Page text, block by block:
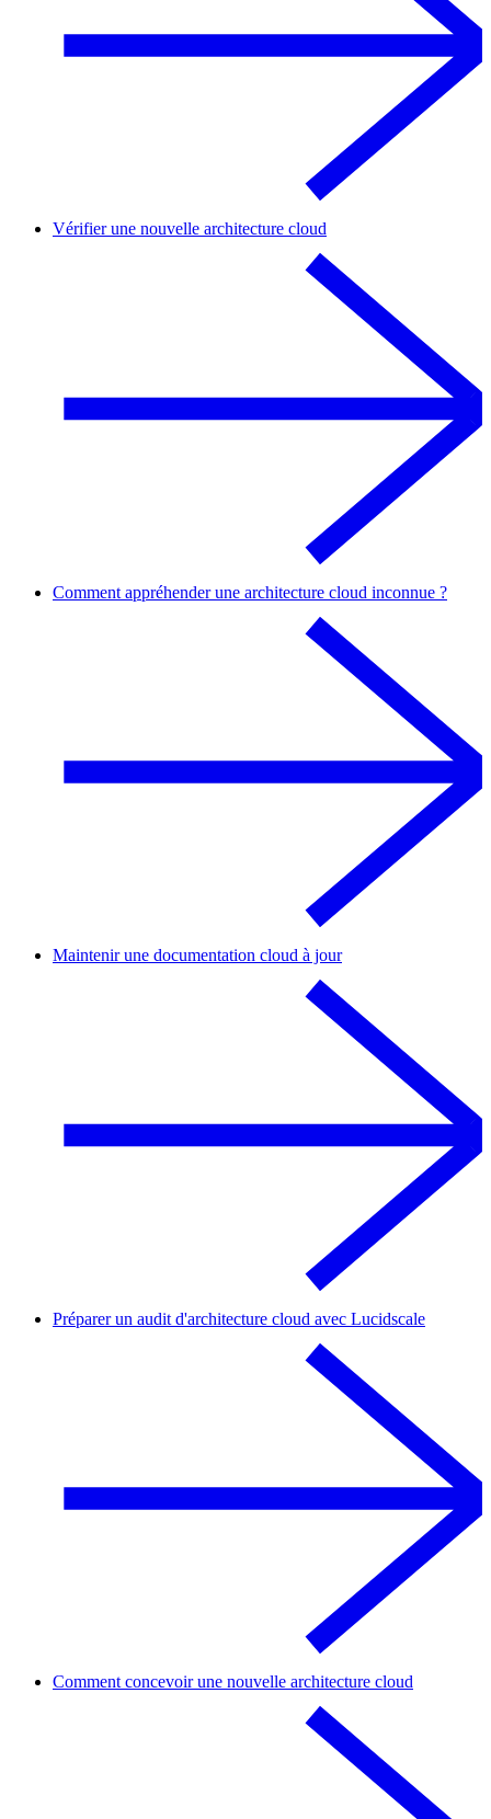
Vérifier une nouvelle architecture cloud
Comment appréhender une architecture cloud inconnue ?
Maintenir une documentation cloud à jour
Préparer un audit d'architecture cloud avec Lucidscale
Comment concevoir une nouvelle architecture cloud